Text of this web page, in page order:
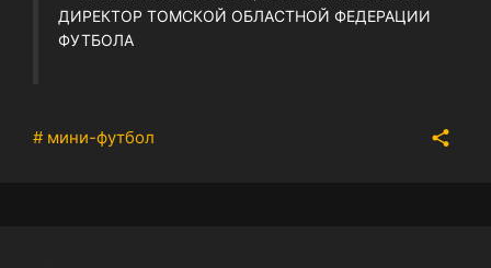
ДИРЕКТОР ТОМСКОЙ ОБЛАСТНОЙ ФЕДЕРАЦИИ
ФУТБОЛА
# мини-футбол